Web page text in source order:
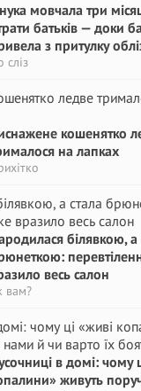
мовчала три
батьків — доки
з притулку
сліз
кошенятко
на лапках
білявкою, а
весь салон
вам?
в домі: чому
живуть